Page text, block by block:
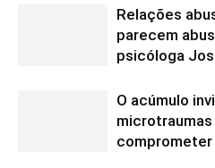
Relações
parecem
psicóloga
O acúmulo
comprometer